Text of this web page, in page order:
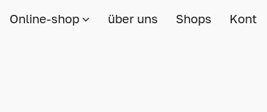
Online-shop über uns Shops